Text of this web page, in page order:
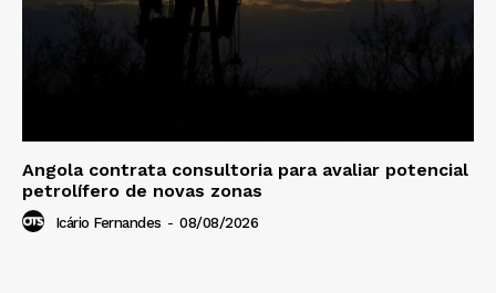
Angola contrata consultoria para avaliar potencial
petrolífero de novas zonas
Icário Fernandes - 08/08/2026